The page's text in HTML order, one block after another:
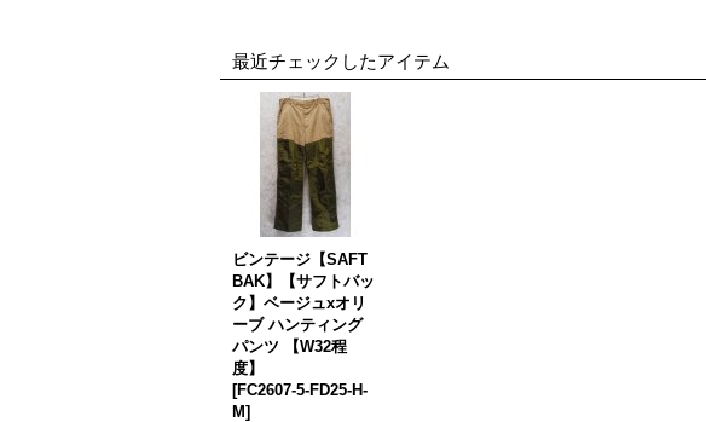
最近チェックしたアイテム
ビンテージ【SAFT
BAK】【サフトバッ
ク】ベージュxオリ
ーブ ハンティング
パンツ 【W32程
度】
[FC2607-5-FD25-H-
M]